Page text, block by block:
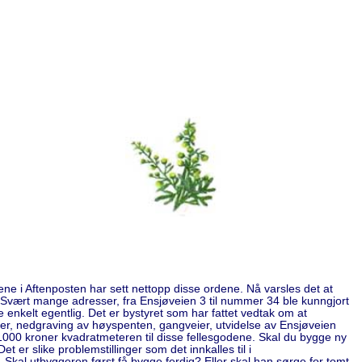
i Aftenposten har sett nettopp disse ordene. Nå varsles det at
mange adresser, fra Ensjøveien 3 til nummer 34 ble kunngjort
egentlig. Det er bystyret som har fattet vedtak om at
nedgraving av høyspenten, gangveier, utvidelse av Ensjøveien
kroner kvadratmeteren til disse fellesgodene. Skal du bygge ny
er slike problemstillinger som det innkalles til i